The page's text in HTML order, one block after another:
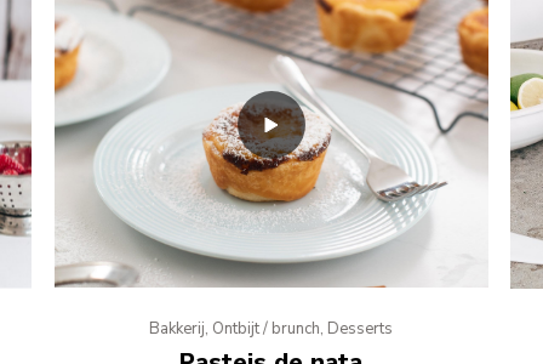
Bakkerij, Ontbijt / brunch, Desserts